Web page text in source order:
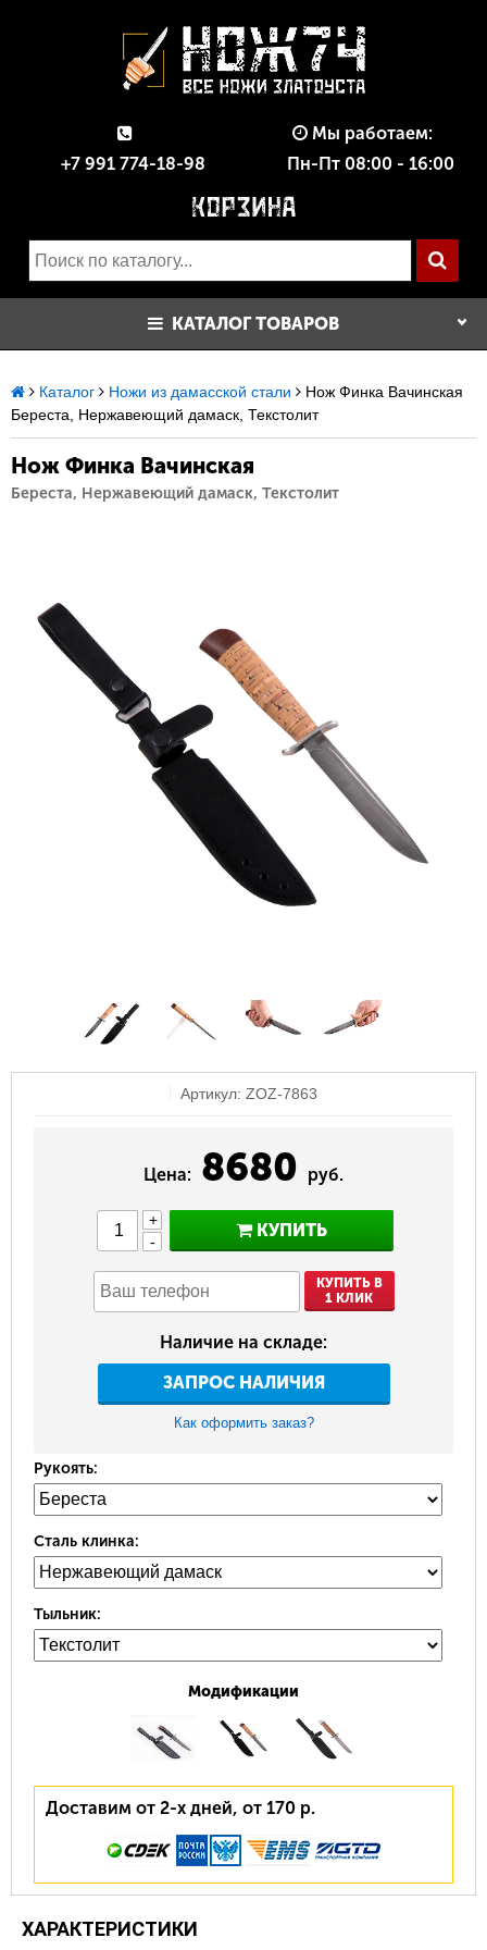
+7 991 774-18-98
Мы работаем:
Пн-Пт 08:00 - 16:00
КАТАЛОГ ТОВАРОВ
Каталог Ножи из дамасской стали
Нож Финка Вачинская
Береста, Нержавеющий дамаск, Текстолит
Нож Финка Вачинская
Береста, Нержавеющий дамаск, Текстолит
Артикул: ZOZ-7863
Цена: 8680 руб.
+
-
КУПИТЬ
КУПИТЬ В
1 КЛИК
Наличие на складе:
ЗАПРОС НАЛИЧИЯ
Как оформить заказ?
Рукоять:
Сталь клинка:
Тыльник:
Модификации
Доставим от 2-х дней, от 170 р.
ХАРАКТЕРИСТИКИ